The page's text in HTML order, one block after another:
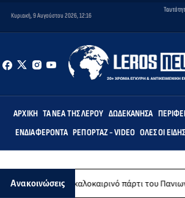
Κυριακή, 9 Αυγούστου 2026, 12:16
ΑΡΧΙΚΉ ΤΑ ΝΈΑ ΤΗΣ ΛΈΡΟΥ ΔΩΔΕΚΆΝΗΣΑ
ΕΝΔΙΑΦΈΡΟΝΤΑ ΡΕΠΟΡΤΆΖ - VIDEO ΌΛΕΣ ΟΙ
Ανακοινώσειςτο καλοκαιρινό πάρτι του Πανιωνίου